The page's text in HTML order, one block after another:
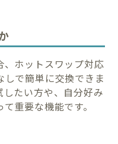
ホットスワップ対応
で簡単に交換できま
たい方や、自分好み
重要な機能です。